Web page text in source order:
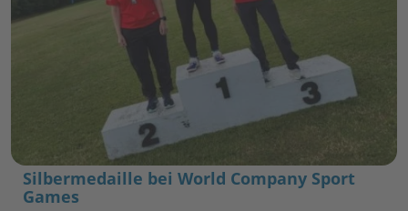
Silbermedaille bei World Company Sport
Games